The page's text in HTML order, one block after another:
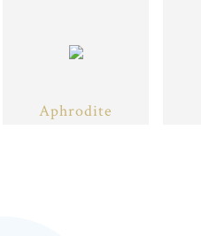
Aphrodite